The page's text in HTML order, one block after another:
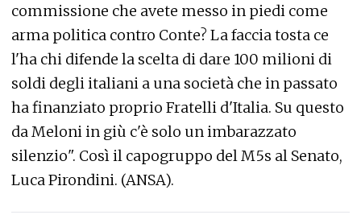
commissione che avete messo in piedi come
arma politica contro Conte? La faccia tosta ce
l'ha chi difende la scelta di dare 100 milioni di
soldi degli italiani a una società che in passato
ha finanziato proprio Fratelli d'Italia. Su questo
da Meloni in giù c'è solo un imbarazzato
silenzio". Così il capogruppo del M5s al Senato,
Luca Pirondini. (ANSA).